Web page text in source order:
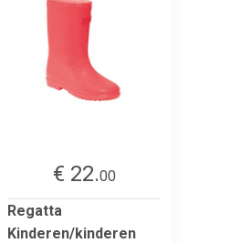
€ 22.00
Regatta
Kinderen/kinderen